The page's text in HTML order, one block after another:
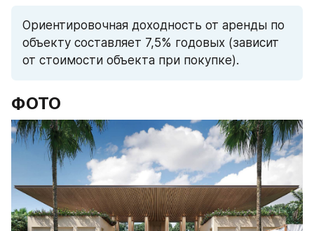
Ориентировочная доходность от аренды по
объекту составляет 7,5% годовых (зависит
от стоимости объекта при покупке).
ФОТО